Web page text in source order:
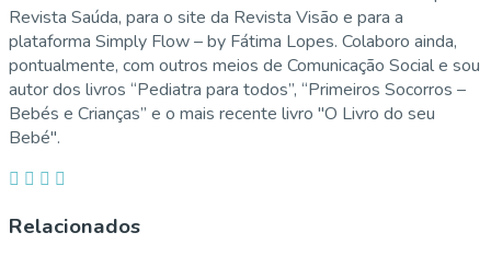
Revista Saúda, para o site da Revista Visão e para a
plataforma Simply Flow – by Fátima Lopes. Colaboro ainda,
pontualmente, com outros meios de Comunicação Social e sou
autor dos livros “Pediatra para todos”, “Primeiros Socorros –
Bebés e Crianças” e o mais recente livro "O Livro do seu
Bebé".
Relacionados